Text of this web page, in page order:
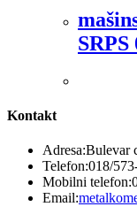
SRPS
Kontakt
Adresa:Bulevar
Telefon:018/
Mobilni telefon:
Email: